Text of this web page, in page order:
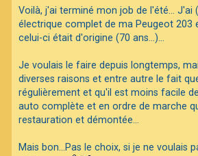
s
a
g
e
Voilà, j'ai terminé mon job de l'été...
électrique complet de ma Peugeot 203
celui-ci était d'origine (70 ans...)...
Je voulais le faire depuis longtemps,
diverses raisons et entre autre le fait
régulièrement et qu'il est moins facile
auto complète et en ordre de marche
restauration et démontée...
Mais bon...Pas le choix, si je ne voulais